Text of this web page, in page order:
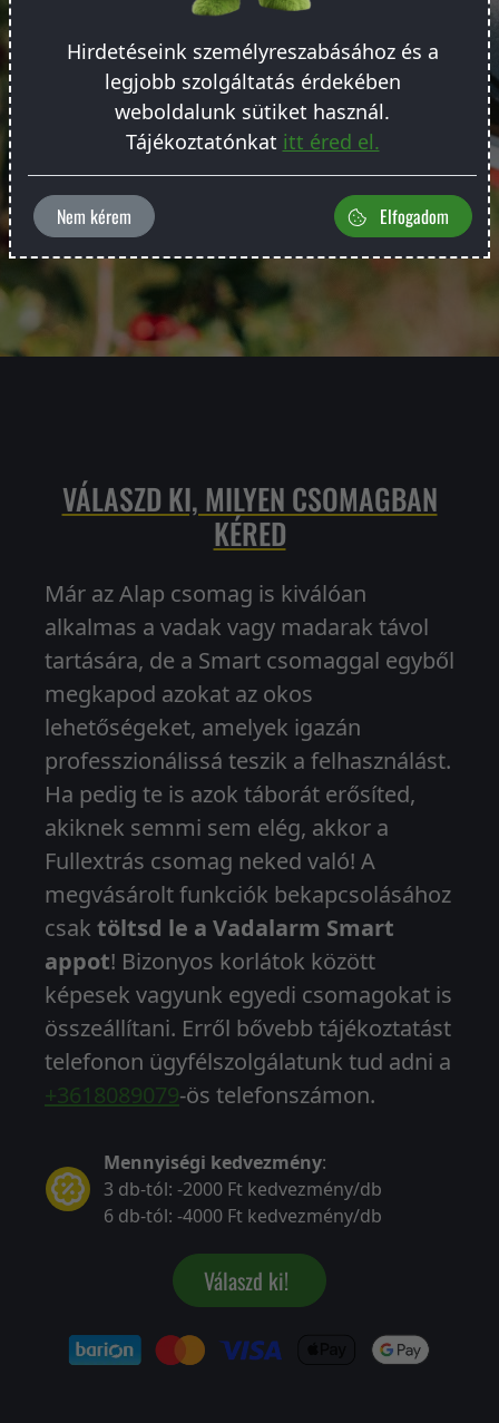
szinte azonnal tudunk segíteni
Rendeld meg!
VÁLASZD KI, MILYEN CSOMAGBAN
KÉRED
Már az Alap csomag is kiválóan
alkalmas a vadak vagy madarak távol
tartására, de a Smart csomaggal egyből
megkapod azokat az okos
lehetőségeket, amelyek igazán
professzionálissá teszik a felhasználást.
Ha pedig te is azok táborát erősíted,
akiknek semmi sem elég, akkor a
Fullextrás csomag neked való! A
megvásárolt funkciók bekapcsolásához
csak töltsd le a Vadalarm Smart
appot! Bizonyos korlátok között
képesek vagyunk egyedi csomagokat is
összeállítani. Erről bővebb tájékoztatást
telefonon ügyfélszolgálatunk tud adni a
+3618089079-ös telefonszámon.
Mennyiségi kedvezmény:
3 db-tól: -2000 Ft kedvezmény/db
6 db-tól: -4000 Ft kedvezmény/db
Válaszd ki!
Hirdetéseink személyreszabásához és a
legjobb szolgáltatás érdekében
weboldalunk sütiket használ.
Tájékoztatónkat itt éred el.
Nem kérem Elfogadom